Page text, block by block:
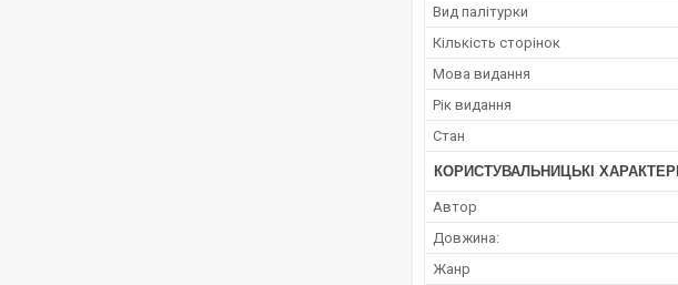
Вид палітурки
Кількість сторінок
Мова видання
Рік видання
Стан
КОРИСТУВАЛЬНИЦЬКІ
Автор
Довжина:
Жанр